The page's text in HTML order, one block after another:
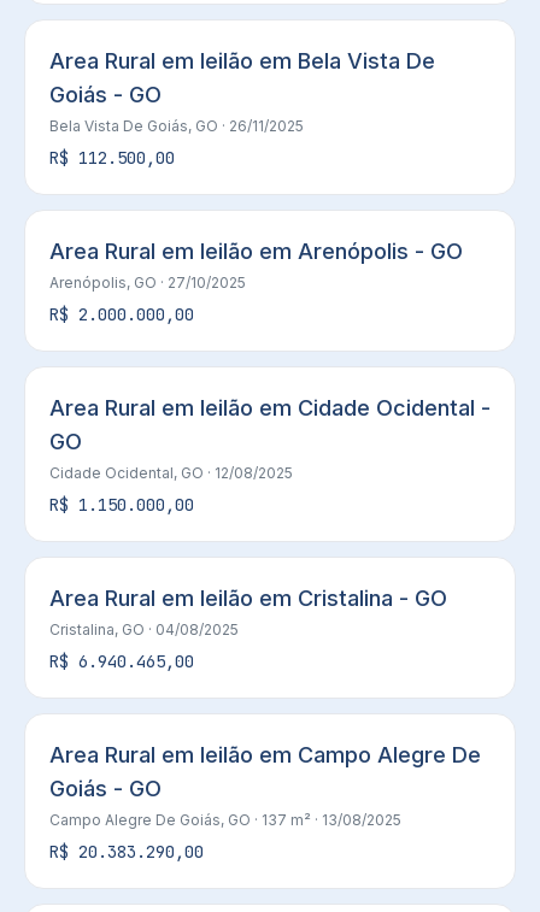
Area Rural em leilão em Bela Vista De
Goiás - GO
Bela Vista De Goiás, GO · 26/11/2025
R$ 112.500,00
Area Rural em leilão em Arenópolis - GO
Arenópolis, GO · 27/10/2025
R$ 2.000.000,00
Area Rural em leilão em Cidade Ocidental -
GO
Cidade Ocidental, GO · 12/08/2025
R$ 1.150.000,00
Area Rural em leilão em Cristalina - GO
Cristalina, GO · 04/08/2025
R$ 6.940.465,00
Area Rural em leilão em Campo Alegre De
Goiás - GO
Campo Alegre De Goiás, GO · 137 m² · 13/08/2025
R$ 20.383.290,00